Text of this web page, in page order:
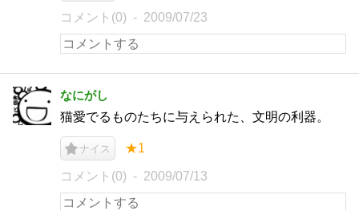
コメント(0) 2009/07/23
なにがし
猫愛でるものたちに与えられた、文明の利器。
ナイス ★1
コメント(0) 2009/07/13